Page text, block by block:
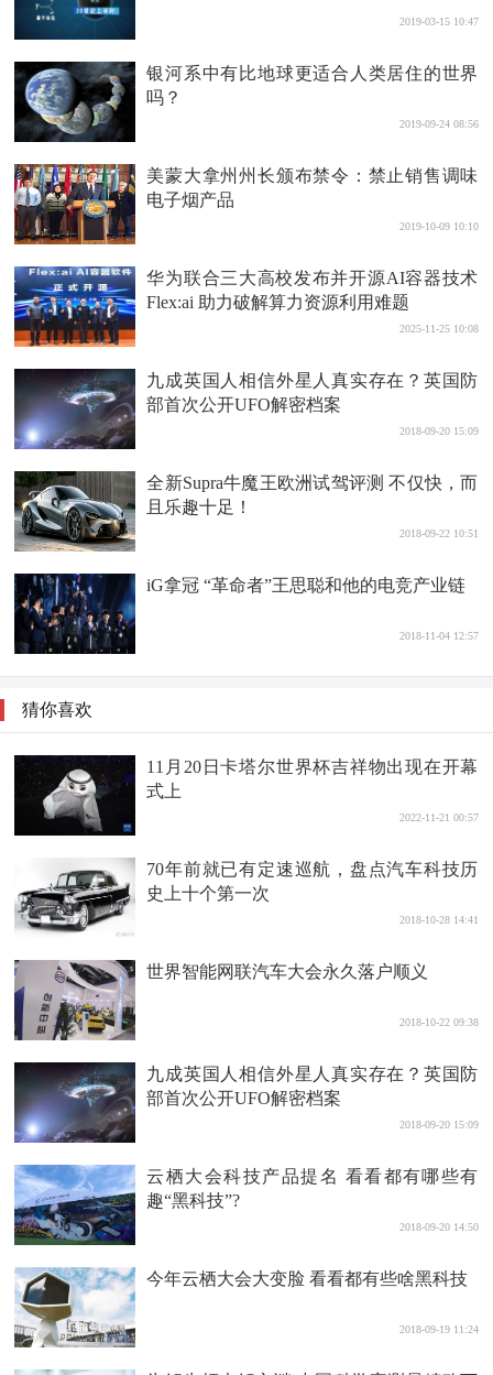
2019-03-15 10:47
银河系中有比地球更适合人类居住的世界
吗？
2019-09-24 08:56
美蒙大拿州州长颁布禁令：禁止销售调味
电子烟产品
2019-10-09 10:10
华为联合三大高校发布并开源AI容器技术
Flex:ai 助力破解算力资源利用难题
2025-11-25 10:08
九成英国人相信外星人真实存在？英国防
部首次公开UFO解密档案
2018-09-20 15:09
全新Supra牛魔王欧洲试驾评测 不仅快，而
且乐趣十足！
2018-09-22 10:51
iG拿冠 “革命者”王思聪和他的电竞产业链
2018-11-04 12:57
猜你喜欢
11月20日卡塔尔世界杯吉祥物出现在开幕
式上
2022-11-21 00:57
70年前就已有定速巡航，盘点汽车科技历
史上十个第一次
2018-10-28 14:41
世界智能网联汽车大会永久落户顺义
2018-10-22 09:38
九成英国人相信外星人真实存在？英国防
部首次公开UFO解密档案
2018-09-20 15:09
云栖大会科技产品提名 看看都有哪些有
趣“黑科技”?
2018-09-20 14:50
今年云栖大会大变脸 看看都有些啥黑科技
2018-09-19 11:24